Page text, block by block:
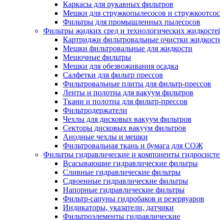
Каркасы для рукавных фильтров
Мешки для стружкопылесосов и
Фильтры для промышленных пылесосов
Фильтры жидких сред и технологических
Картриджи фильтровальные очистки
Мешки фильтровальные для жидкости
Мешочные фильтры
Мешки для обезвоживания осадка
Салфетки для фильтр прессов
Фильтровальные плиты для фильтр-прессов
Ленты и полотна для вакуум фильтров
Ткани и полотна для фильтр-прессов
Фильтродержатели
Чехлы для дисковых вакуум фильтров
Секторы дисковых вакуум фильтров
Анодные чехлы и мешки
Фильтровальная ткань и бумага для СОЖ
Фильтры гидравлические и компоненты
Всасывающие гидравлические фильтры
Сливные гидравлические фильтры
Сдвоенные гидравлические фильтры
Напорные гидравлические фильтры
Фильтр-сапуны гидробаков и резервуаров
Индикаторы, указатели, датчики
Фильтроэлементы гидравлические